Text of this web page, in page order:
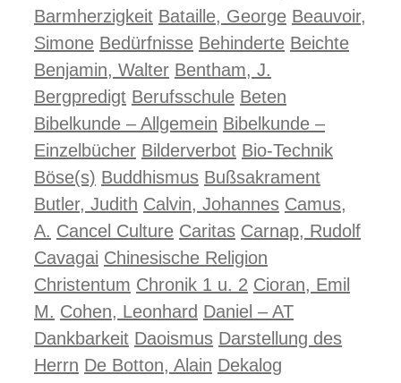
Barmherzigkeit Bataille, George Beauvoir,
Simone Bedürfnisse Behinderte Beichte
Benjamin, Walter Bentham, J.
Bergpredigt Berufsschule Beten
Bibelkunde – Allgemein Bibelkunde –
Einzelbücher Bilderverbot Bio-Technik
Böse(s) Buddhismus Bußsakrament
Butler, Judith Calvin, Johannes Camus,
A. Cancel Culture Caritas Carnap, Rudolf
Cavagai Chinesische Religion
Christentum Chronik 1 u. 2 Cioran, Emil
M. Cohen, Leonhard Daniel – AT
Dankbarkeit Daoismus Darstellung des
Herrn De Botton, Alain Dekalog